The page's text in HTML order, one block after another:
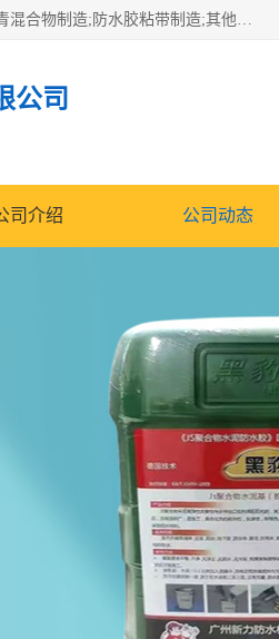
经营范围包括防水嵌缝密封条（带）制造;合成橡胶制造（监控化学品、危险化学品除外）;沥青混合物制造;防水胶粘带制造;其他合成材料制造（监控化学品、危险化学品除外）;涂料制造（监控化学品、危险化学品除外）;建筑结构防水补漏;防水建筑材料制造;粘合剂制造（监控化学品、危险化学品除外）;涂料零售;广州新力防水材料有限公司具有1处分支机构。
公司
司介绍 公司动态